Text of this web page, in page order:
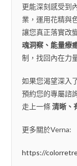
更能深刻感受到
業，運用花精與
讓您真正落實改
魂洞察、能量療
制，找回內在力
如果您渴望深入
預約您的專屬諮
走上一條清晰、
更多關於Verna:
https://